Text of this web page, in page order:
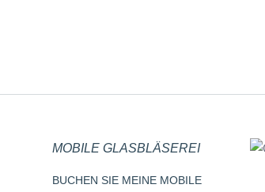
MOBILE GLASBLÄSEREI
BUCHEN SIE MEINE MOBILE